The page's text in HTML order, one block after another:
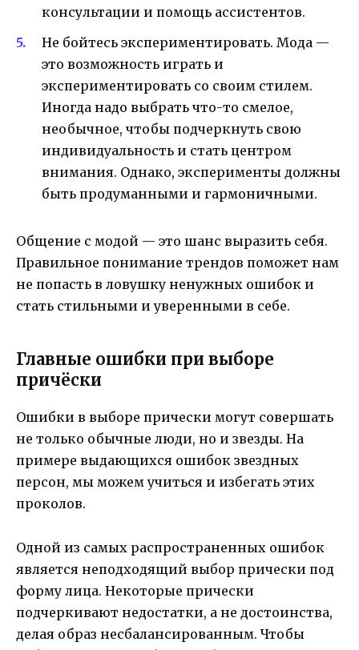
консультации и помощь ассистентов.
Не бойтесь экспериментировать. Мода —
это возможность играть и
экспериментировать со своим стилем.
Иногда надо выбрать что-то смелое,
необычное, чтобы подчеркнуть свою
индивидуальность и стать центром
внимания. Однако, эксперименты должны
быть продуманными и гармоничными.
Общение с модой — это шанс выразить себя.
Правильное понимание трендов поможет нам
не попасть в ловушку ненужных ошибок и
стать стильными и уверенными в себе.
Главные ошибки при выборе
причёски
Ошибки в выборе прически могут совершать
не только обычные люди, но и звезды. На
примере выдающихся ошибок звездных
персон, мы можем учиться и избегать этих
проколов.
Одной из самых распространенных ошибок
является неподходящий выбор прически под
форму лица. Некоторые прически
подчеркивают недостатки, а не достоинства,
делая образ несбалансированным. Чтобы